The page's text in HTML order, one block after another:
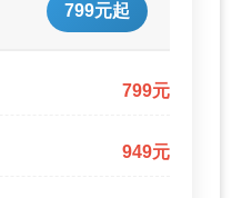
799元起
799元
949元